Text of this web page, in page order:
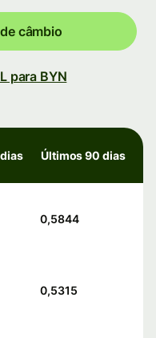
câmbio
para BYN
Últimos 90 dias
0,5844
0,5315